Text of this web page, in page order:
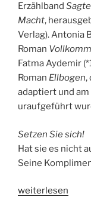
Erzählband
Macht,
Verlag). Antonia
Roman
Fatma Aydemir
Roman Ellbogen,
adaptiert und am
uraufgeführt
Setzen Sie sich!
Hat sie es nicht
Seine
„1LIVE
weiterlesen